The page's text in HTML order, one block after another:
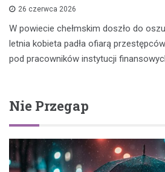
26 czerwca 2026
W powiecie chełmskim doszło do
letnia kobieta padła ofiarą
pod pracowników instytucji
Nie Przegap